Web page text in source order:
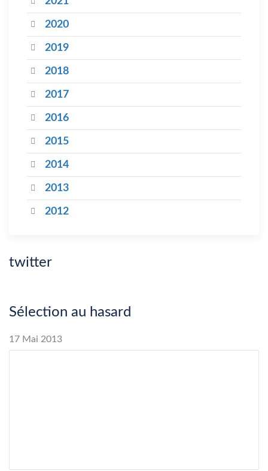
2020
2019
2018
2017
2016
2015
2014
2013
2012
twitter
Sélection au hasard
17 Mai 2013